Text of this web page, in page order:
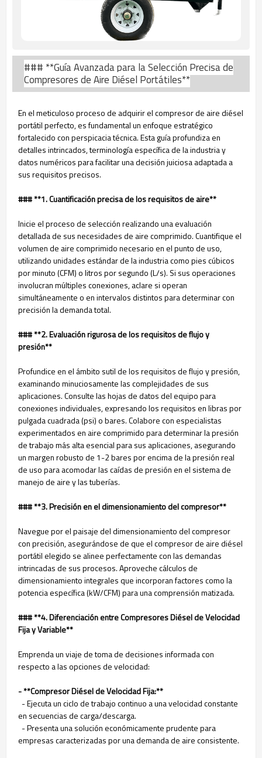
### **Guía Avanzada para la Selección Precisa de
Compresores de Aire Diésel Portátiles**
En el meticuloso proceso de adquirir el compresor de aire diésel
portátil perfecto, es fundamental un enfoque estratégico
fortalecido con perspicacia técnica. Esta guía profundiza en
detalles intrincados, terminología específica de la industria y
datos numéricos para facilitar una decisión juiciosa adaptada a
sus requisitos precisos.
### **1. Cuantificación precisa de los requisitos de aire**
Inicie el proceso de selección realizando una evaluación
detallada de sus necesidades de aire comprimido. Cuantifique el
volumen de aire comprimido necesario en el punto de uso,
utilizando unidades estándar de la industria como pies cúbicos
por minuto (CFM) o litros por segundo (L/s). Si sus operaciones
involucran múltiples conexiones, aclare si operan
simultáneamente o en intervalos distintos para determinar con
precisión la demanda total.
### **2. Evaluación rigurosa de los requisitos de flujo y
presión**
Profundice en el ámbito sutil de los requisitos de flujo y presión,
examinando minuciosamente las complejidades de sus
aplicaciones. Consulte las hojas de datos del equipo para
conexiones individuales, expresando los requisitos en libras por
pulgada cuadrada (psi) o bares. Colabore con especialistas
experimentados en aire comprimido para determinar la presión
de trabajo más alta esencial para sus aplicaciones, asegurando
un margen robusto de 1-2 bares por encima de la presión real
de uso para acomodar las caídas de presión en el sistema de
manejo de aire y las tuberías.
### **3. Precisión en el dimensionamiento del compresor**
Navegue por el paisaje del dimensionamiento del compresor
con precisión, asegurándose de que el compresor de aire diésel
portátil elegido se alinee perfectamente con las demandas
intrincadas de sus procesos. Aproveche cálculos de
dimensionamiento integrales que incorporan factores como la
potencia específica (kW/CFM) para una comprensión matizada.
### **4. Diferenciación entre Compresores Diésel de Velocidad
Fija y Variable**
Emprenda un viaje de toma de decisiones informada con
respecto a las opciones de velocidad:
- **Compresor Diésel de Velocidad Fija:**
- Ejecuta un ciclo de trabajo continuo a una velocidad constante
en secuencias de carga/descarga.
- Presenta una solución económicamente prudente para
empresas caracterizadas por una demanda de aire consistente.